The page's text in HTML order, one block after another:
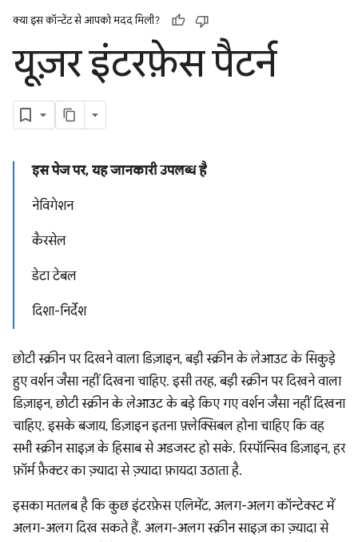
क्या इस कॉन्टेंट से आपको मदद मिली?
यूज़र इंटरफ़ेस पैटर्न
इस पेज पर, यह जानकारी उपलब्ध है
नेविगेशन
कैरसेल
डेटा टेबल
दिशा-निर्देश
छोटी स्क्रीन पर दिखने वाला डिज़ाइन, बड़ी स्क्रीन के लेआउट के सिकुड़े
हुए वर्शन जैसा नहीं दिखना चाहिए. इसी तरह, बड़ी स्क्रीन पर दिखने वाला
डिज़ाइन, छोटी स्क्रीन के लेआउट के बड़े किए गए वर्शन जैसा नहीं दिखना
चाहिए. इसके बजाय, डिज़ाइन इतना फ़्लेक्सिबल होना चाहिए कि वह
सभी स्क्रीन साइज़ के हिसाब से अडजस्ट हो सके. रिस्पॉन्सिव डिज़ाइन, हर
फ़ॉर्म फ़ैक्टर का ज़्यादा से ज़्यादा फ़ायदा उठाता है.
इसका मतलब है कि कुछ इंटरफ़ेस एलिमेंट, अलग-अलग कॉन्टेक्स्ट में
अलग-अलग दिख सकते हैं. अलग-अलग स्क्रीन साइज़ का ज़्यादा से